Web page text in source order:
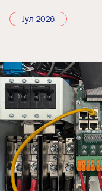
Јул 2026